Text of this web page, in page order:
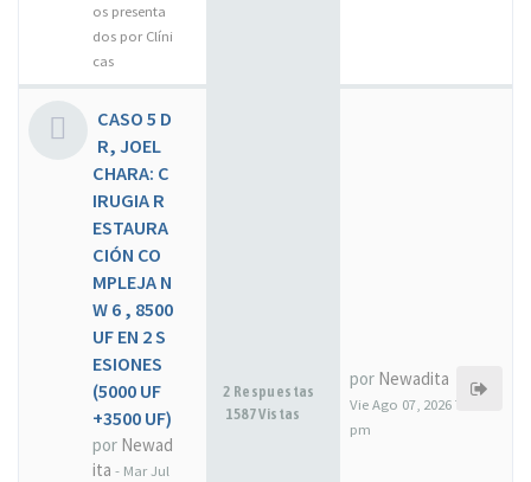
os presenta
dos por Clíni
cas
CASO 5 D
R, JOEL
CHARA: C
IRUGIA R
ESTAURA
CIÓN CO
MPLEJA N
W 6 , 8500
UF EN 2 S
ESIONES
(5000 UF
+3500 UF)
por Newad
ita - Mar Jul
2 Respuestas
1587 Vistas
por Newadita
Vie Ago 07, 2026 7:17
pm